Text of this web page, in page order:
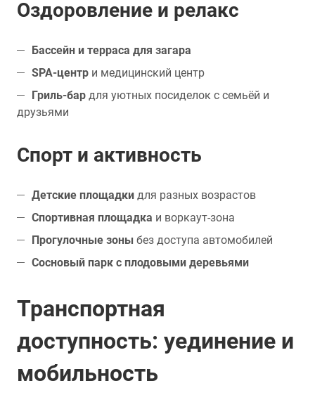
Оздоровление и релакс
Бассейн и терраса для загара
SPA-центр и медицинский центр
Гриль-бар для уютных посиделок с семьёй и
друзьями
Спорт и активность
Детские площадки для разных возрастов
Спортивная площадка и воркаут-зона
Прогулочные зоны без доступа автомобилей
Сосновый парк с плодовыми деревьями
Транспортная
доступность: уединение и
мобильность